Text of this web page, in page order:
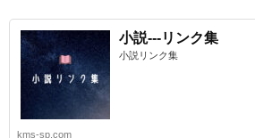
小説---リンク集
小説リンク集
kms-sp.com